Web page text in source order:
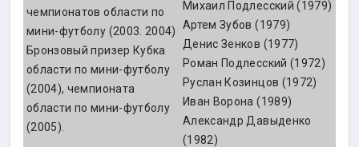
чемпионатов области по
мини-футболу (2003. 2004)
Бронзовый призер Кубка
области по мини-футболу
(2004), чемпионата
области по мини-футболу
(2005).
Михаил Подлесский (1979)
Артем Зубов (1979)
Денис Зенков (1977)
Роман Подлесский (1972)
Руслан Козинцов (1972)
Иван Ворона (1989)
Александр Давыденко
(1982)